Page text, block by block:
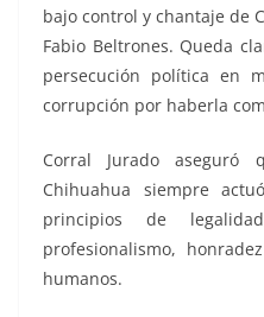
bajo control y chantaje de
Fabio Beltrones. Queda
persecución política en
corrupción por haberla
Corral Jurado aseguró
Chihuahua siempre
principios de
profesionalismo,
humanos.